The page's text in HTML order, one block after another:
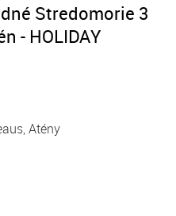
Stredomorie 3
- HOLIDAY
Atény